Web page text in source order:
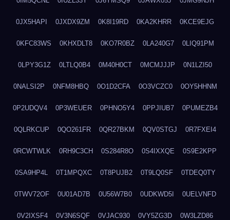
0JX5HAPI 0JXDX9ZM 0K8I19RD 0KA2KHRR 0KCE9EJG
0KFC83WS 0KHXDLT8 0KO7R0BZ 0LA240G7 0LIQ91PM
0LPY3G1Z 0LTLQ0B4 0M40H0CT 0MCMJJJP 0N1LZI50
0NALSI2P 0NFM8HBQ 0O1D2CFA 0O3VCZC0 0OY5HHNM
0P2UDQV4 0P3WEUER 0PHNO5Y4 0PPJIUB7 0PUMEZB4
0QLRKCUP 0QO261FR 0QR27BKM 0QV0STGJ 0R7FXEI4
0RCWTWLK 0RH9C3CH 0S284R8O 0S4IXXQE 0S9E2KPP
0SA9HP4L 0T1MPQXC 0T8PUJB2 0T9LQ0SF 0TDEQ0TY
0TWV72OF 0U01AD7B 0U56W7B0 0UDKWD5I 0UELVNFD
0V2IXSF4 0V3N6SQF 0VJAC930 0VY5ZG3D 0W3LZD86